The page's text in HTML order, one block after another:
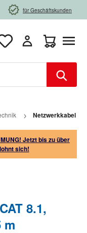
für Geschäftskunden
Netzwerkkabel
Jetzt bis zu über
sich!
8.1,
m